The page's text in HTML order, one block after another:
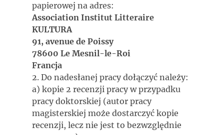
papierowej na adres:
​​​​Association Institut Litteraire
KULTURA
91, avenue de Poissy
78600 Le Mesnil-le-Roi
Francja
2. Do nadesłanej pracy dołączyć należy:
a) kopie 2 recenzji pracy w przypadku
pracy doktorskiej (autor pracy
magisterskiej może dostarczyć kopie
recenzji, lecz nie jest to bezwzględnie